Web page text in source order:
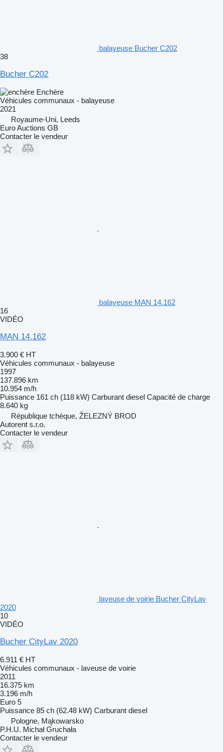
balayeuse Bucher C202
38
Bucher C202
Enchère
Véhicules communaux - balayeuse
2021
Royaume-Uni, Leeds
Euro Auctions GB
Contacter le vendeur
balayeuse MAN 14.162
16
VIDÉO
MAN 14.162
3.900 € HT
Véhicules communaux - balayeuse
1997
137.896 km
10.954 m/h
Puissance 161 ch (118 kW) Carburant diesel Capacité de charge
8.640 kg
République tchèque, ŽELEZNÝ BROD
Autorent s.r.o.
Contacter le vendeur
laveuse de voirie Bucher CityLav
2020
10
VIDÉO
Bucher CityLav 2020
6.911 € HT
Véhicules communaux - laveuse de voirie
2011
16.375 km
3.196 m/h
Euro 5
Puissance 85 ch (62.48 kW) Carburant diesel
Pologne, Mąkowarsko
P.H.U. Michał Gruchała
Contacter le vendeur